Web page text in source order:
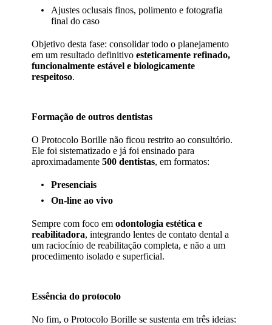
Ajustes oclusais finos, polimento e fotografia
final do caso
Objetivo desta fase: consolidar todo o planejamento
em um resultado definitivoesteticamente refinado,
funcionalmente estável e biologicamente
respeitoso.
Formação de outros dentistas
O Protocolo Borille não ficou restrito ao consultório.
Ele foi sistematizado e já foi ensinado para
aproximadamente500 dentistas, em formatos:
Presenciais
On-line ao vivo
Sempre com foco emodontologia estética e
reabilitadora, integrando lentes de contato dental a
um raciocínio de reabilitação completa, e não a um
procedimento isolado e superficial.
Essência do protocolo
No fim, o Protocolo Borille se sustenta em três ideias: